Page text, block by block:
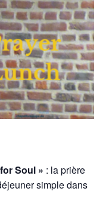
Soul » : la prière
simple dans